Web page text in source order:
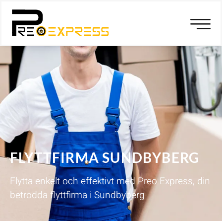
FLYTTFIRMA SUNDBYBERG
Flytta enkelt och effektivt med Preo Express, din
betrodda flyttfirma i Sundbyberg